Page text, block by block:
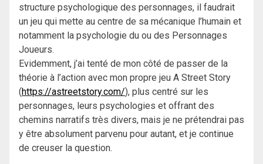
structure psychologique des personnages, il faudrait
un jeu qui mette au centre de sa mécanique l’humain et
notamment la psychologie du ou des Personnages
Joueurs.
Evidemment, j’ai tenté de mon côté de passer de la
théorie à l’action avec mon propre jeu A Street Story
(https://astreetstory.com/), plus centré sur les
personnages, leurs psychologies et offrant des
chemins narratifs très divers, mais je ne prétendrai pas
y être absolument parvenu pour autant, et je continue
de creuser la question.